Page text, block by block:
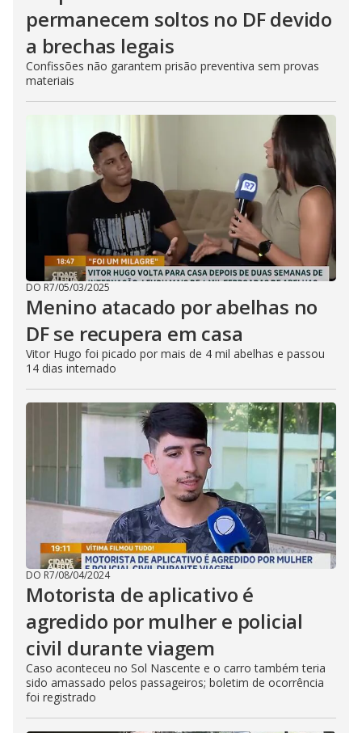
permanecem soltos no DF devido
a brechas legais
Confissões não garantem prisão preventiva sem provas
materiais
DO R7/05/03/2025
Menino atacado por abelhas no
DF se recupera em casa
Vitor Hugo foi picado por mais de 4 mil abelhas e passou
14 dias internado
DO R7/08/04/2024
Motorista de aplicativo é
agredido por mulher e policial
civil durante viagem
Caso aconteceu no Sol Nascente e o carro também teria
sido amassado pelos passageiros; boletim de ocorrência
foi registrado